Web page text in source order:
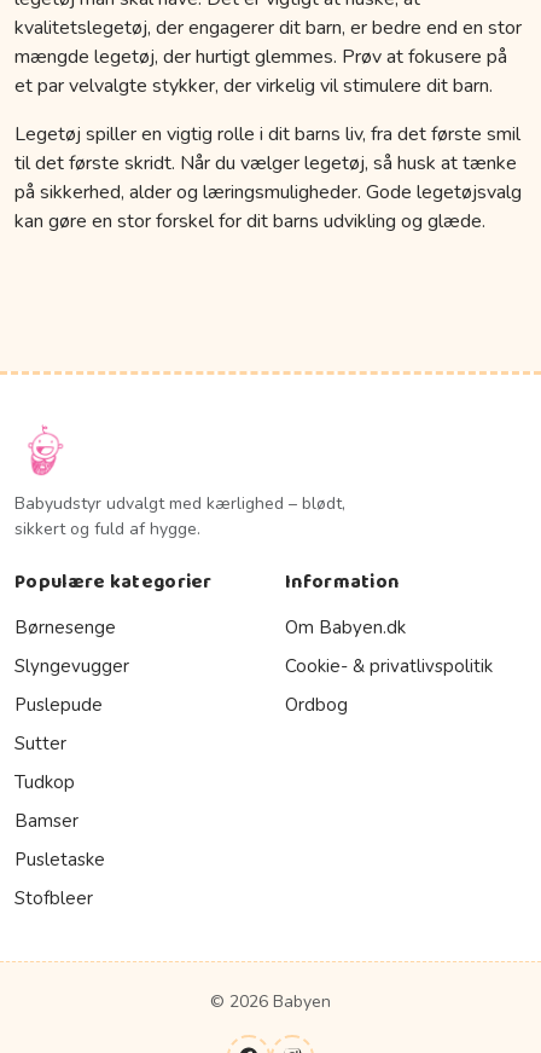
kvalitetslegetøj, der engagerer dit barn, er bedre end en stor
mængde legetøj, der hurtigt glemmes. Prøv at fokusere på
et par velvalgte stykker, der virkelig vil stimulere dit barn.
Legetøj spiller en vigtig rolle i dit barns liv, fra det første smil
til det første skridt. Når du vælger legetøj, så husk at tænke
på sikkerhed, alder og læringsmuligheder. Gode legetøjsvalg
kan gøre en stor forskel for dit barns udvikling og glæde.
Babyudstyr udvalgt med kærlighed – blødt,
sikkert og fuld af hygge.
Populære kategorier
Børnesenge
Slyngevugger
Puslepude
Sutter
Tudkop
Bamser
Pusletaske
Stofbleer
Information
Om Babyen.dk
Cookie- & privatlivspolitik
Ordbog
© 2026 Babyen